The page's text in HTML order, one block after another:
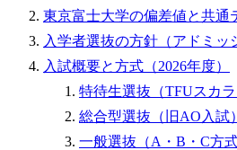
東京富士大学の偏差値と共通
入学者選抜の方針（アドミッ
入試概要と方式（2026年度）
特待生選抜（TFUスカラ
総合型選抜（旧AO入試）
一般選抜（A・B・C方式